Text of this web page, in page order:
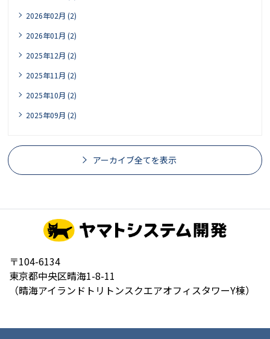
2026年02月 (2)
2026年01月 (2)
2025年12月 (2)
2025年11月 (2)
2025年10月 (2)
2025年09月 (2)
アーカイブ全てを表示
〒104-6134
東京都中央区晴海1-8-11
（晴海アイランドトリトンスクエアオフィスタワーY棟）